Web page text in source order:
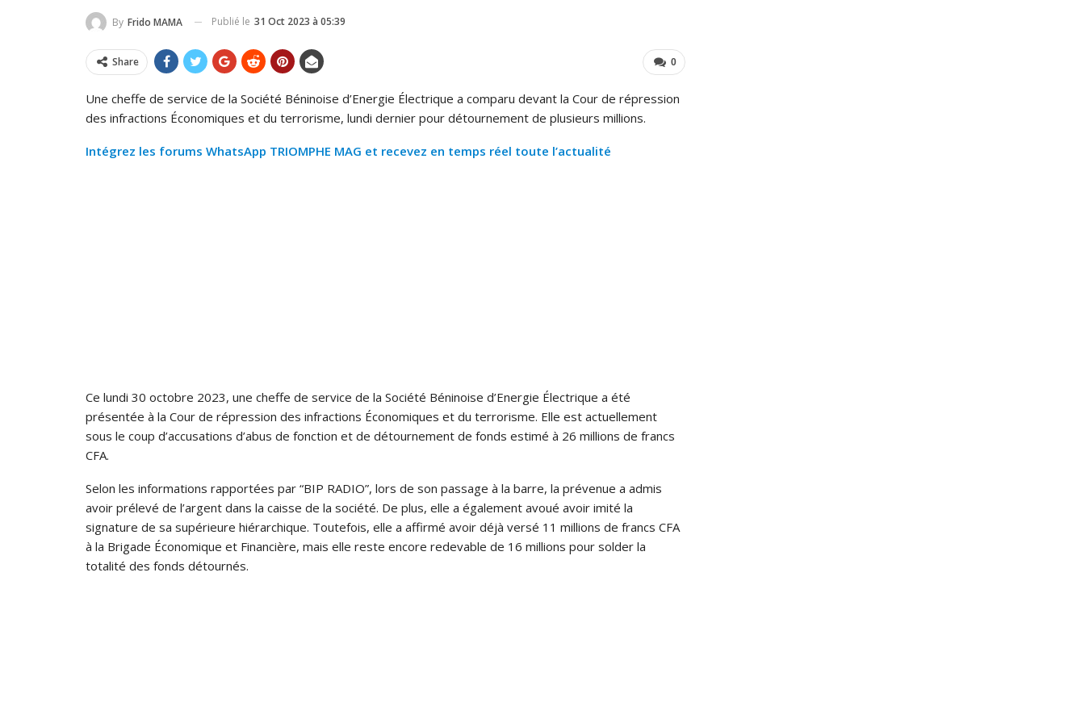
By Frido MAMA Publié le 31 Oct 2023 à 05:39
0
Share
Une cheffe de service de la Société Béninoise d’Energie Électrique a comparu devant la Cour de répression
des infractions Économiques et du terrorisme, lundi dernier pour détournement de plusieurs millions.
Intégrez les forums WhatsApp TRIOMPHE MAG et recevez en temps réel toute l’actualité
Ce lundi 30 octobre 2023, une cheffe de service de la Société Béninoise d’Energie Électrique a été
présentée à la Cour de répression des infractions Économiques et du terrorisme. Elle est actuellement
sous le coup d’accusations d’abus de fonction et de détournement de fonds estimé à 26 millions de francs
CFA.
Selon les informations rapportées par “BIP RADIO”, lors de son passage à la barre, la prévenue a admis
avoir prélevé de l’argent dans la caisse de la société. De plus, elle a également avoué avoir imité la
signature de sa supérieure hiérarchique. Toutefois, elle a affirmé avoir déjà versé 11 millions de francs CFA
à la Brigade Économique et Financière, mais elle reste encore redevable de 16 millions pour solder la
totalité des fonds détournés.